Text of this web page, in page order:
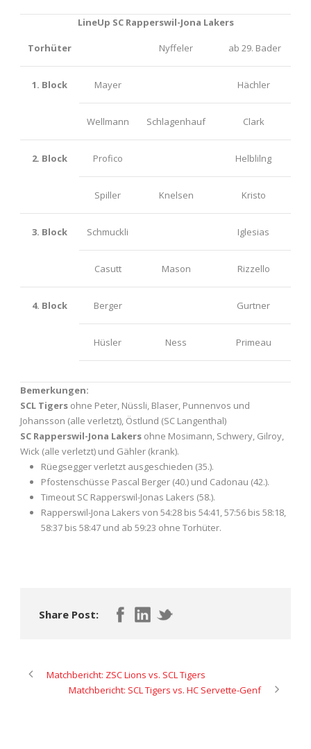
LineUp SC Rapperswil-Jona Lakers
Torhüter Nyffeler ab 29. Bader
1. Block Mayer Hächler
Wellmann Schlagenhauf Clark
2. Block Profico Helblilng
Spiller Knelsen Kristo
3. Block Schmuckli Iglesias
Casutt Mason Rizzello
4. Block Berger Gurtner
Hüsler Ness Primeau
Bemerkungen:
SCL Tigers ohne Peter, Nüssli, Blaser, Punnenvos und
Johansson (alle verletzt), Östlund (SC Langenthal)
SC Rapperswil-Jona Lakers ohne Mosimann, Schwery, Gilroy,
Wick (alle verletzt) und Gähler (krank).
Rüegsegger verletzt ausgeschieden (35.).
Pfostenschüsse Pascal Berger (40.) und Cadonau (42.).
Timeout SC Rapperswil-Jonas Lakers (58.).
Rapperswil-Jona Lakers von 54:28 bis 54:41, 57:56 bis 58:18,
58:37 bis 58:47 und ab 59:23 ohne Torhüter.
Share Post:
Matchbericht: ZSC Lions vs. SCL Tigers
Matchbericht: SCL Tigers vs. HC Servette-Genf